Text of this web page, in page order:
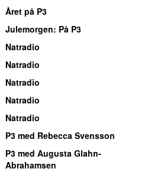
Året på P3
Julemorgen: På P3
Natradio
Natradio
Natradio
Natradio
Natradio
P3 med Rebecca Svensson
P3 med Augusta Glahn-
Abrahamsen